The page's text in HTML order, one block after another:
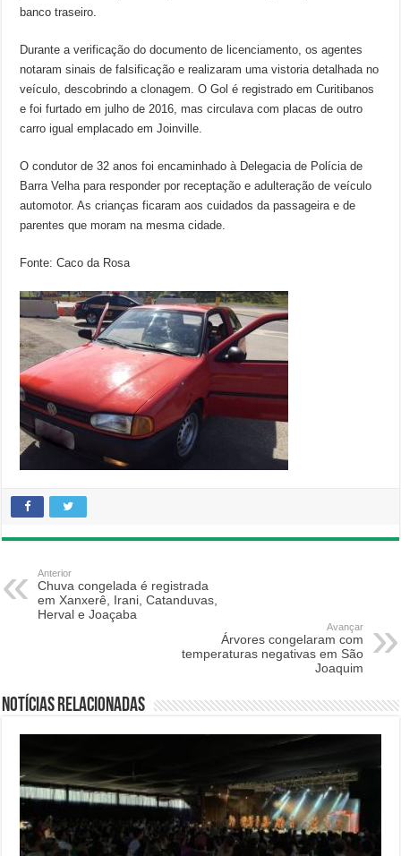
banco traseiro.
Durante a verificação do documento de licenciamento, os agentes
notaram sinais de falsificação e realizaram uma vistoria detalhada no
veículo, descobrindo a clonagem. O Gol é registrado em Curitibanos
e foi furtado em julho de 2016, mas circulava com placas de outro
carro igual emplacado em Joinville.
O condutor de 32 anos foi encaminhado à Delegacia de Polícia de
Barra Velha para responder por receptação e adulteração de veículo
automotor. As crianças ficaram aos cuidados da passageira e de
parentes que moram na mesma cidade.
Fonte: Caco da Rosa
Anterior
Chuva congelada é registrada
em Xanxerê, Irani, Catanduvas,
Herval e Joaçaba
Avançar
Árvores congelaram com
temperaturas negativas em São
Joaquim
Notícias relacionadas